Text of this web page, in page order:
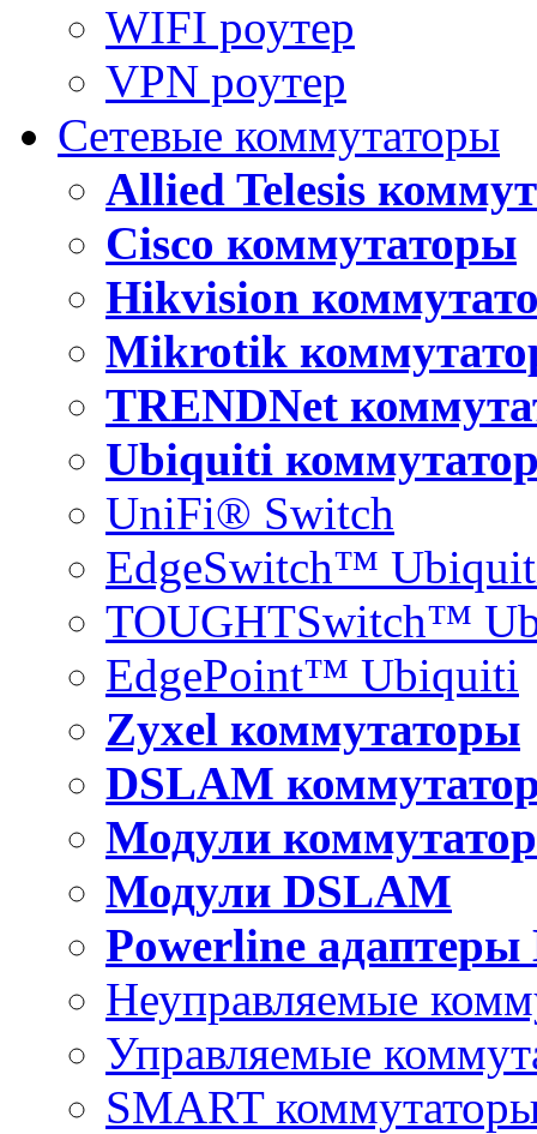
WIFI роутер
VPN роутер
Сетевые коммутаторы
Allied Telesis
Cisco коммутаторы
Hikvision
Mikrotik
TRENDNet
Ubiquiti
UniFi® Switch
EdgeSwitch™
TOUGHTSwitch™
EdgePoint™ Ubiquiti
Zyxel коммутаторы
DSLAM
Модули
Модули DSLAM
Powerline адаптеры
Неуправляемые
Управляемые
SMART